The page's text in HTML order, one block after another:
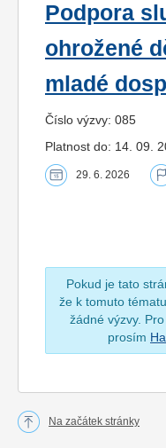
Podpora
ohrožené
mladé
Číslo výzvy: 085
Platnost do: 14. 09.
29. 6. 2026
Pokud je tato
že k tomuto
žádné výzvy.
prosím
Na začátek stránky